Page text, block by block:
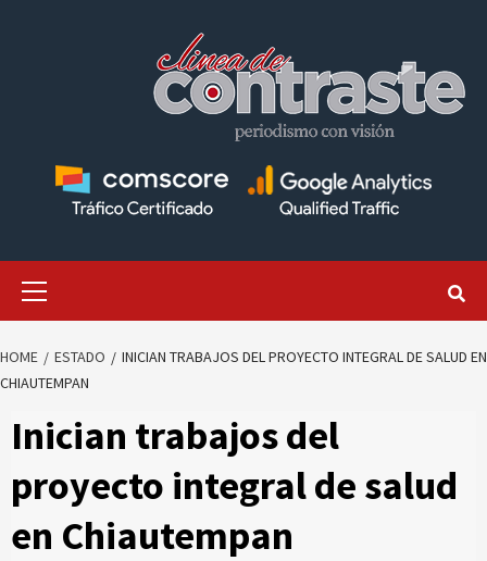
HOME ESTADO
INICIAN TRABAJOS DEL PROYECTO INTEGRAL DE SALUD EN
CHIAUTEMPAN
Inician trabajos del
proyecto integral de salud
en Chiautempan